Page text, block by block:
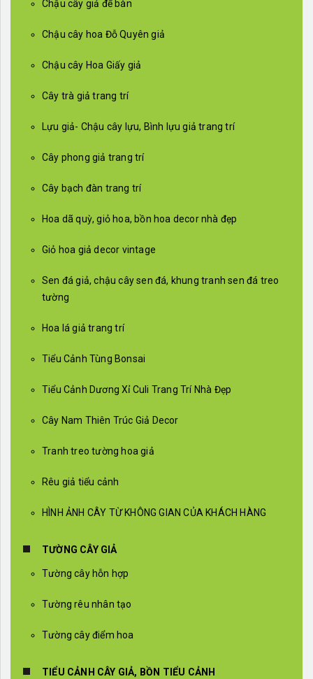
Chậu cây giả để bàn
Chậu cây hoa Đỗ Quyên giả
Chậu cây Hoa Giấy giả
Cây trà giả trang trí
Lựu giả- Chậu cây lựu, Bình lựu giả trang trí
Cây phong giả trang trí
Cây bạch đàn trang trí
Hoa dã quỳ, giỏ hoa, bồn hoa decor nhà đẹp
Giỏ hoa giả decor vintage
Sen đá giả, chậu cây sen đá, khung tranh sen đá treo
tường
Hoa lá giả trang trí
Tiểu Cảnh Tùng Bonsai
Tiểu Cảnh Dương Xỉ Culi Trang Trí Nhà Đẹp
Cây Nam Thiên Trúc Giả Decor
Tranh treo tường hoa giả
Rêu giả tiểu cảnh
HÌNH ẢNH CÂY TỪ KHÔNG GIAN CỦA KHÁCH HÀNG
TƯỜNG CÂY GIẢ
Tường cây hỗn hợp
Tường rêu nhân tạo
Tường cây điểm hoa
TIỂU CẢNH CÂY GIẢ, BỒN TIỂU CẢNH